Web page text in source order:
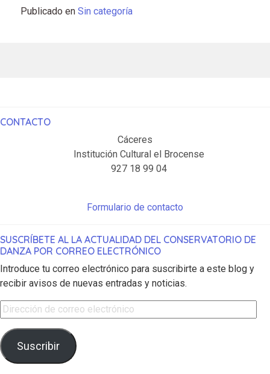
Publicado en Sin categoría
CONTACTO
Cáceres
Institución Cultural el Brocense
927 18 99 04
Formulario de contacto
SUSCRÍBETE AL LA ACTUALIDAD DEL CONSERVATORIO DE
DANZA POR CORREO ELECTRÓNICO
Introduce tu correo electrónico para suscribirte a este blog y
recibir avisos de nuevas entradas y noticias.
Dirección de correo electrónico
Suscribir